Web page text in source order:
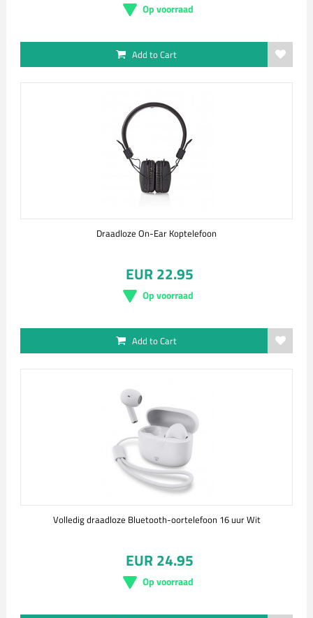
Op voorraad
Add to Cart
Draadloze On-Ear Koptelefoon
EUR 22.95
Op voorraad
Add to Cart
Volledig draadloze Bluetooth-oortelefoon 16 uur Wit
EUR 24.95
Op voorraad